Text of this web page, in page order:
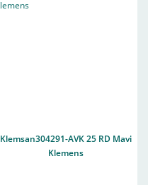
Klemsan304291-AVK 25 RD Mavi
Klemens